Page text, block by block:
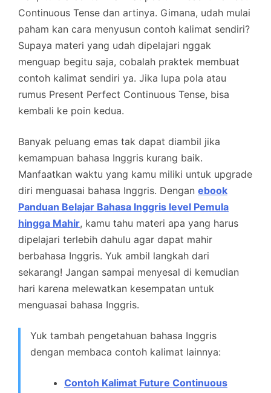
Continuous Tense dan artinya. Gimana, udah mulai
paham kan cara menyusun contoh kalimat sendiri?
Supaya materi yang udah dipelajari nggak
menguap begitu saja, cobalah praktek membuat
contoh kalimat sendiri ya. Jika lupa pola atau
rumus Present Perfect Continuous Tense, bisa
kembali ke poin kedua.
Banyak peluang emas tak dapat diambil jika
kemampuan bahasa Inggris kurang baik.
Manfaatkan waktu yang kamu miliki untuk upgrade
diri menguasai bahasa Inggris. Dengan ebook
Panduan Belajar Bahasa Inggris level Pemula
hingga Mahir, kamu tahu materi apa yang harus
dipelajari terlebih dahulu agar dapat mahir
berbahasa Inggris. Yuk ambil langkah dari
sekarang! Jangan sampai menyesal di kemudian
hari karena melewatkan kesempatan untuk
menguasai bahasa Inggris.
Yuk tambah pengetahuan bahasa Inggris
dengan membaca contoh kalimat lainnya:
Contoh Kalimat Future Continuous